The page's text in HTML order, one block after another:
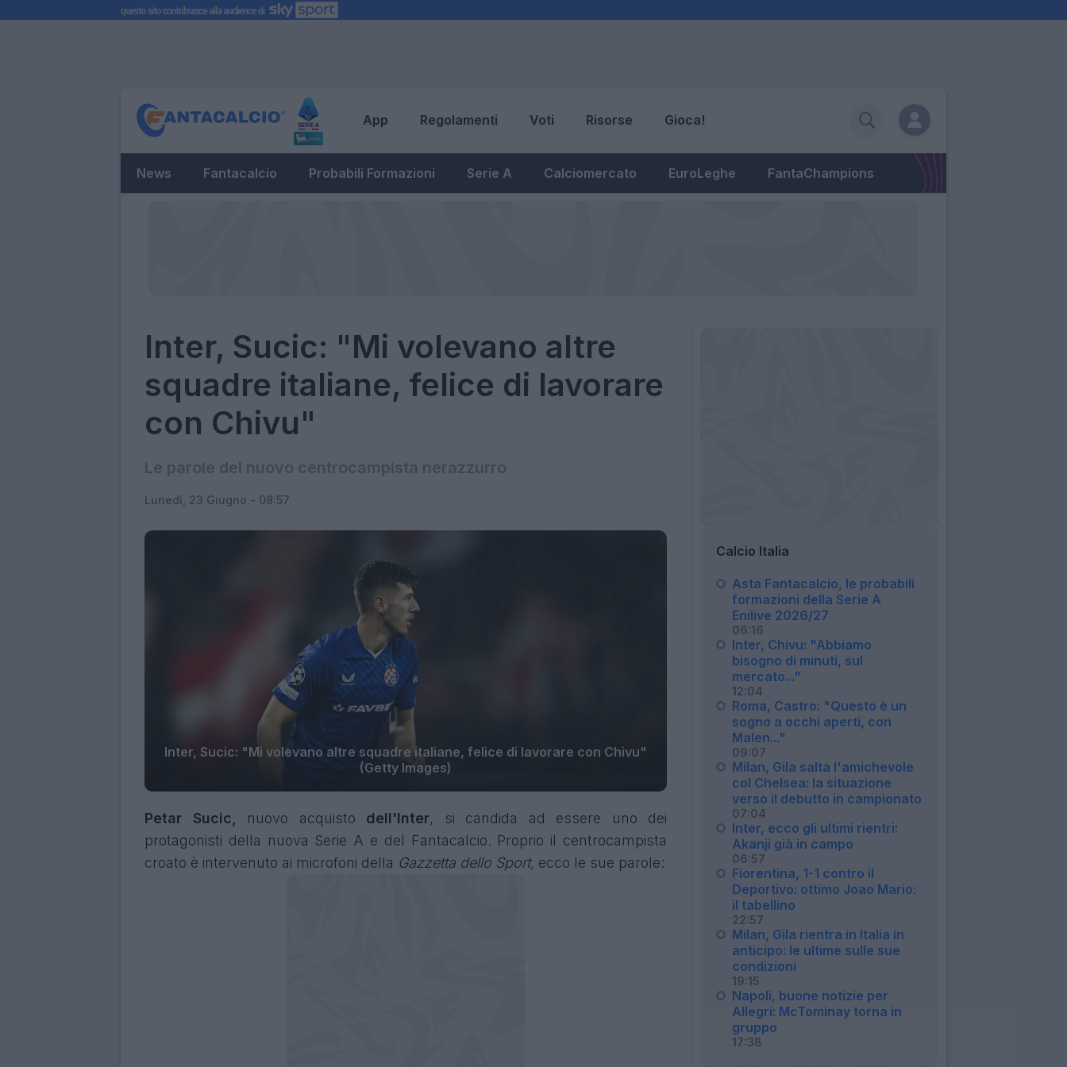
App Regolamenti Voti Risorse Gioca!
News Fantacalcio Probabili Formazioni Serie A Calciomercato EuroLeghe FantaChampions
Inter, Sucic: "Mi volevano altre
squadre italiane, felice di lavorare
con Chivu"
Le parole del nuovo centrocampista nerazzurro
Lunedì, 23 Giugno - 08:57
Inter, Sucic: "Mi volevano altre squadre italiane, felice di lavorare con Chivu"
(Getty Images)
Petar Sucic, nuovo acquisto dell'Inter, si candida ad essere uno dei
protagonisti della nuova Serie A e del Fantacalcio. Proprio il centrocampista
croato è intervenuto ai microfoni della Gazzetta dello Sport, ecco le sue parole:
Calcio Italia
Asta Fantacalcio, le probabili
formazioni della Serie A
Enilive 2026/27
06:16
Inter, Chivu: "Abbiamo
bisogno di minuti, sul
mercato..."
12:04
Roma, Castro: "Questo è un
sogno a occhi aperti, con
Malen..."
09:07
Milan, Gila salta l'amichevole
col Chelsea: la situazione
verso il debutto in campionato
07:04
Inter, ecco gli ultimi rientri:
Akanji già in campo
06:57
Fiorentina, 1-1 contro il
Deportivo: ottimo Joao Mario:
il tabellino
22:57
Milan, Gila rientra in Italia in
anticipo: le ultime sulle sue
condizioni
19:15
Napoli, buone notizie per
Allegri: McTominay torna in
gruppo
17:38